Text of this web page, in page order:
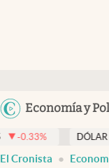
Economía y
Members
Economía y Política
Finanzas y Mercados
DÓLAR TARJETA $
El Cronista